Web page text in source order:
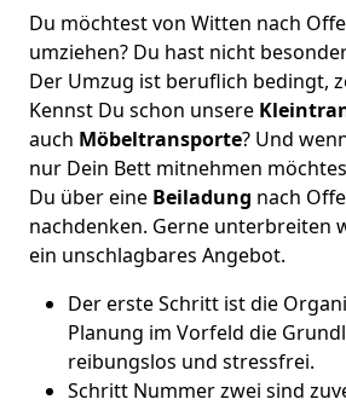
Du möchtest von Witten nach
umziehen? Du hast nicht
Der Umzug ist beruflich bedingt,
Kennst Du schon unsere
auch Möbeltransporte? Und
nur Dein Bett mitnehmen
Du über eine Beiladung nach
nachdenken. Gerne unterbreiten
ein unschlagbares Angebot.
Der erste Schritt ist die
Planung im Vorfeld die
reibungslos und stressfrei.
Schritt Nummer zwei sind